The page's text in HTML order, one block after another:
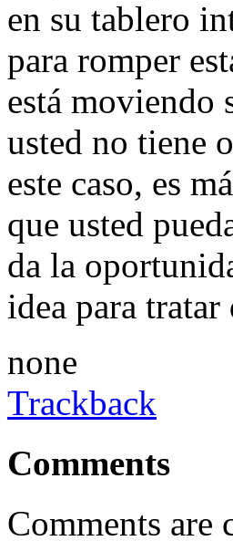
en su tablero
para romper
está moviendo
usted no tiene
este caso, es
que usted
da la
idea para
none
Trackback
Comments
Comments are